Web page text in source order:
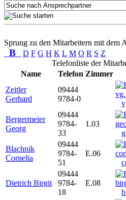
Sprung zu den Mitarbeitern mit dem
B D F G H K L M O R S Z
Telefonliste der
Name
Telefon Zimmer
Zeitler
Gerhard
09444
9784-0
Bergermeier
Georg
09444
9784-
33
1.03
Blachnik
Cornelia
09444
9784-
51
E.06
Dietrich Birgit
09444
9784-
18
E.08